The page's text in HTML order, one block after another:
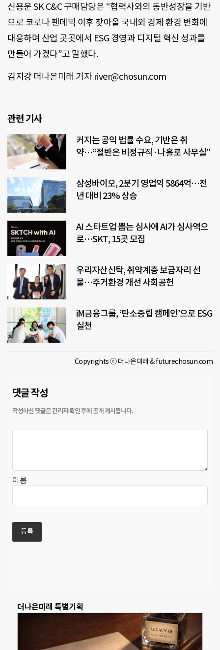
신용운 SK C&C 구매담당은 “협력사와의 동반성장을 기반
으로 코로나 팬데믹 이후 찾아올 국내외 경제 환경 변화에
대응하며 산업 곳곳에서 ESG 경영과 디지털 혁신 성과를
만들어 가겠다”고 말했다.
김지강 더나은미래 기자 river@chosun.com
관련 기사
커지는 공익 법률 수요, 기반은 취
약…“절반은 비정규직·나홀로 사무실”
삼성바이오, 2분기 영업익 5864억…전
년 대비 23% 상승
AI 스타트업 뽑는 심사에 AI가 심사역으
로…SKT, 15곳 모집
우리자산신탁, 취약계층 보금자리 선
물…주거환경 개선 사회공헌
iM금융그룹, ‘탄소중립 캠페인’으로 ESG
실천
Copyrights ⓒ 더나은미래 & futurechosun.com
댓글 작성
이름
더나은미래 특별기획